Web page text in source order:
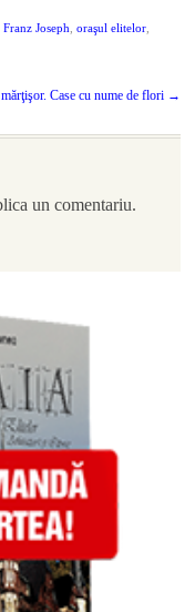
Franz Joseph oraşul elitelor,
Case cu nume de flori →
un comentariu.